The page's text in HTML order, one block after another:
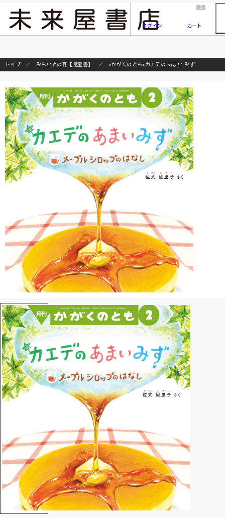
『ONE PIECE magazine 021 ONE PIECEカード付き同梱版』発売延期のご案内
ログイン
0
カート
トップ みらいやの森【児童書】 <かがくのとも>カエデの あまい みず